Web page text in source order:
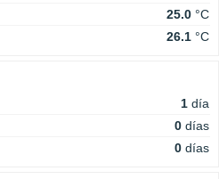
25.0 °C
26.1 °C
1 día
0 días
0 días